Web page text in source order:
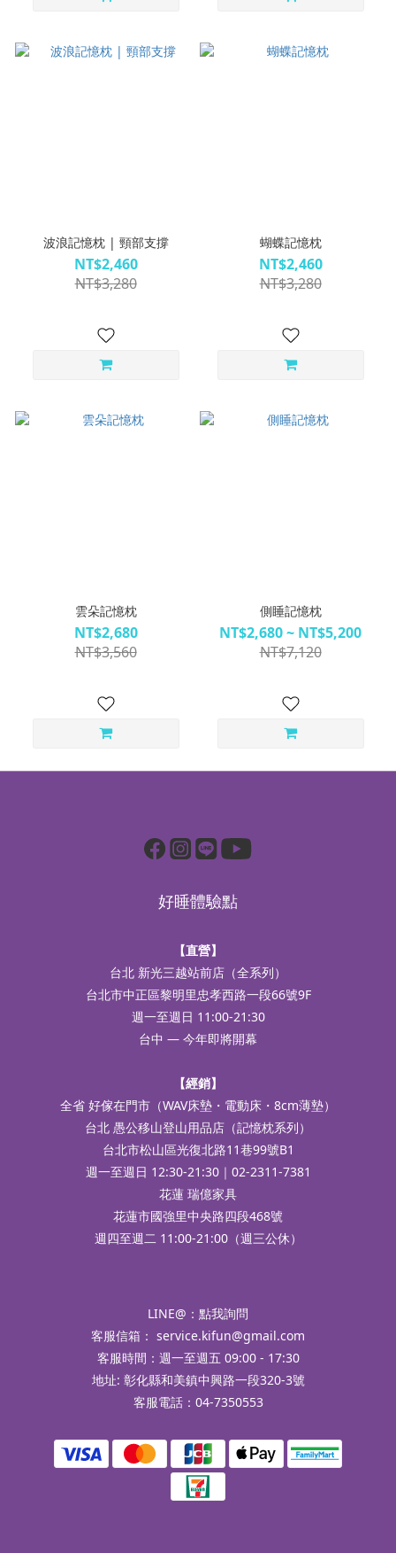
波浪記憶枕 | 頸部支撐
NT$2,460
NT$3,280
蝴蝶記憶枕
NT$2,460
NT$3,280
雲朵記憶枕
NT$2,680
NT$3,560
側睡記憶枕
NT$2,680 ~ NT$5,200
NT$7,120
好睡體驗點
【直營】
台北 新光三越站前店（全系列）
台北市中正區黎明里忠孝西路一段66號9F
週一至週日 11:00-21:30
台中 — 今年即將開幕
【經銷】
全省 好傢在門市（WAV床墊・電動床・8cm薄墊）
台北 愚公移山登山用品店（記憶枕系列）
台北市松山區光復北路11巷99號B1
週一至週日 12:30-21:30｜02-2311-7381
花蓮 瑞億家具
花蓮市國強里中央路四段468號
週四至週二 11:00-21:00（週三公休）
LINE@： 點我詢問
客服信箱： service.kifun@gmail.com
客服時間：週一至週五 09:00 - 17:30
地址: 彰化縣和美鎮中興路一段320-3號
客服電話：04-7350553